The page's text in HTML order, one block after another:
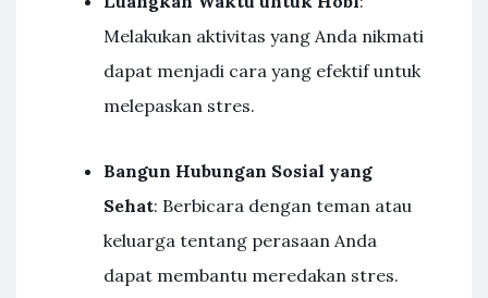
Melakukan aktivitas yang Anda nikmati
dapat menjadi cara yang efektif untuk
melepaskan stres.
Bangun Hubungan Sosial yang
Sehat: Berbicara dengan teman atau
keluarga tentang perasaan Anda
dapat membantu meredakan stres.